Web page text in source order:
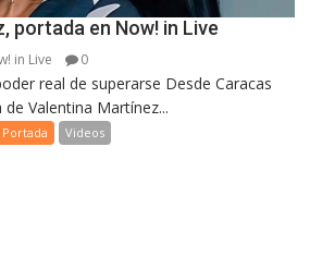
portada en Now! in Live
in Live 0
real de superarse Desde Caracas
Valentina Martínez...
Portada Videos